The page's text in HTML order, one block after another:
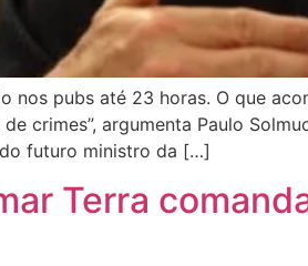
nos pubs até 23 horas. O que
crimes”, argumenta Paulo
futuro ministro da […]
Terra